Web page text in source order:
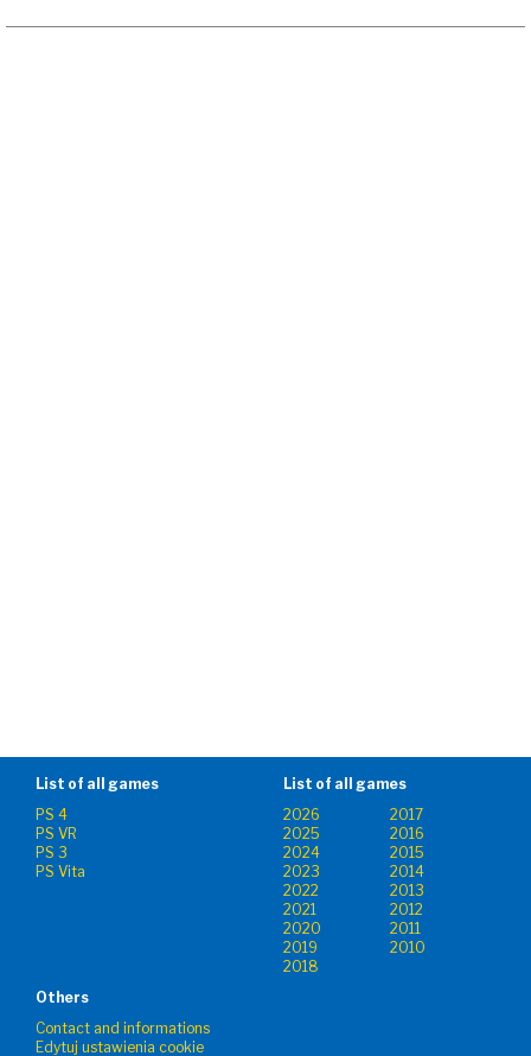
List of all games
PS 4
PS VR
PS 3
PS Vita
List of all games
2026
2017
2025
2016
2024
2015
2023
2014
2022
2013
2021
2012
2020
2011
2019
2010
2018
Others
Contact and informations
Edytuj ustawienia cookie